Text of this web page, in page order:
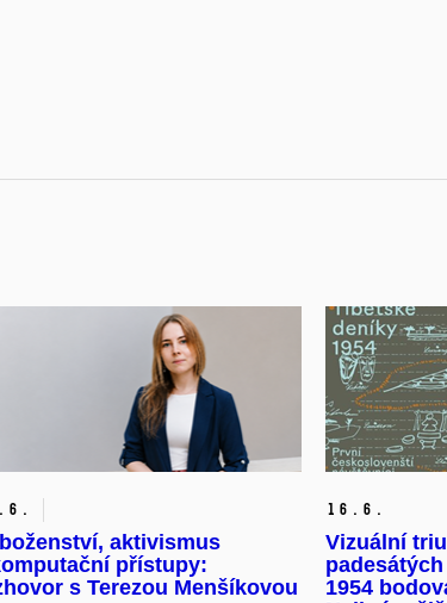
6.
aktivismus
přístupy:
s Terezou Menšíkovou
16. 6.
Vizuální
1954